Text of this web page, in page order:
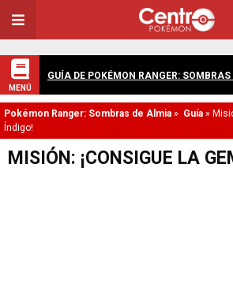
MENÚ
GUÍA DE POKÉMON RANGER:
Pokémon Ranger: Sombras de Almia » Guía »
Índigo!
MISIÓN: ¡CONSIGUE LA